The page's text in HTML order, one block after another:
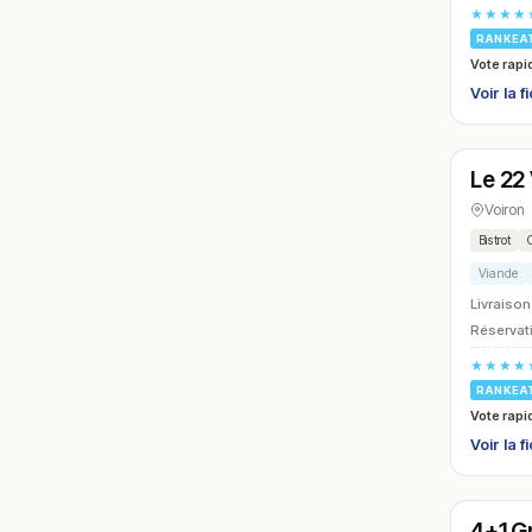
Vote
Voir la
N° 15
Fermé
Le
Voiron
Bistrot
Viande
Livraison
Vote
Voir la
Fermé